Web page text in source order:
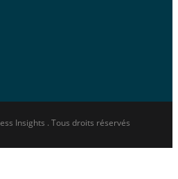
Insights . Tous droits réservés